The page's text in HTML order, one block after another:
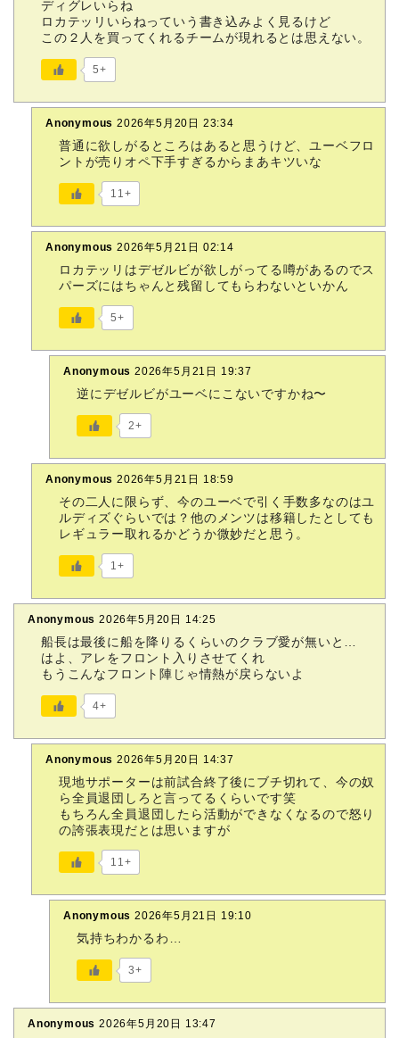
ディグレいらね
ロカテッリいらねっていう書き込みよく見るけど
この２人を買ってくれるチームが現れるとは思えない。
5+
Anonymous 2026年5月20日 23:34
普通に欲しがるところはあると思うけど、ユーベフロ
ントが売りオペ下手すぎるからまあキツいな
11+
Anonymous 2026年5月21日 02:14
ロカテッリはデゼルビが欲しがってる噂があるのでス
パーズにはちゃんと残留してもらわないといかん
5+
Anonymous 2026年5月21日 19:37
逆にデゼルビがユーベにこないですかね〜
2+
Anonymous 2026年5月21日 18:59
その二人に限らず、今のユーベで引く手数多なのはユ
ルディズぐらいでは？他のメンツは移籍したとしても
レギュラー取れるかどうか微妙だと思う。
1+
Anonymous 2026年5月20日 14:25
船長は最後に船を降りるくらいのクラブ愛が無いと…
はよ、アレをフロント入りさせてくれ
もうこんなフロント陣じゃ情熱が戻らないよ
4+
Anonymous 2026年5月20日 14:37
現地サポーターは前試合終了後にブチ切れて、今の奴
ら全員退団しろと言ってるくらいです笑
もちろん全員退団したら活動ができなくなるので怒り
の誇張表現だとは思いますが
11+
Anonymous 2026年5月21日 19:10
気持ちわかるわ…
3+
Anonymous 2026年5月20日 13:47